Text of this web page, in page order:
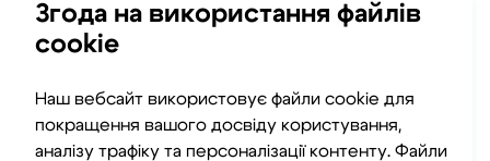
Згода на використання файлів
cookie
Наш вебсайт використовує файли cookie для
покращення вашого досвіду користування,
аналізу трафіку та персоналізації контенту. Файли